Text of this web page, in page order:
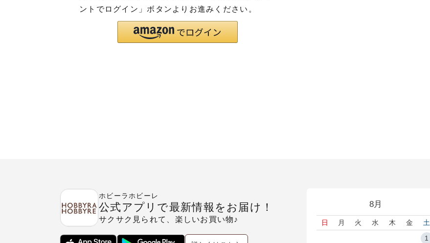
ントでログイン」ボタンよりお進みください。
8月
日 月 火 水 木 金
土
1
ホビーラホビーレ
公式アプリで最新情報をお届け！
サクサク見られて、楽しいお買い物♪